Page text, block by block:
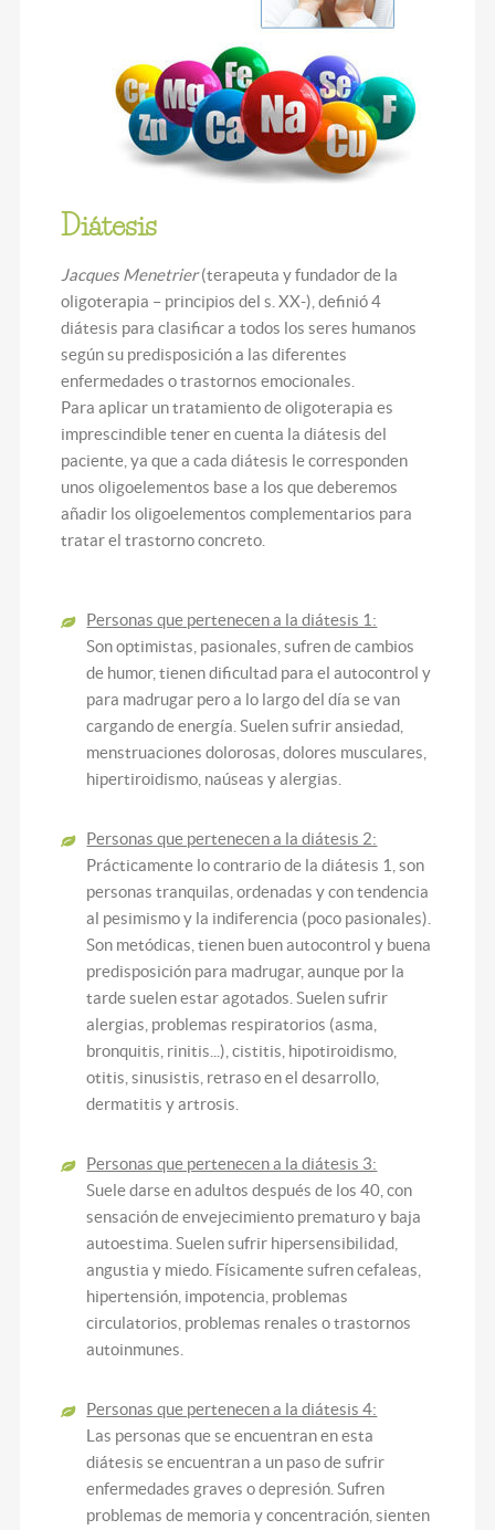
Diátesis
Jacques Menetrier(terapeuta y fundador de la
oligoterapia – principios del s. XX-), definió 4
diátesis para clasificar a todos los seres humanos
según su predisposición a las diferentes
enfermedades o trastornos emocionales.
Para aplicar un tratamiento de oligoterapia es
imprescindible tener en cuenta la diátesis del
paciente, ya que a cada diátesis le corresponden
unos oligoelementos base a los que deberemos
añadir los oligoelementos complementarios para
tratar el trastorno concreto.
Personas que pertenecen a la diátesis 1:
Son optimistas, pasionales, sufren de cambios
de humor, tienen dificultad para el autocontrol y
para madrugar pero a lo largo del día se van
cargando de energía. Suelen sufrir ansiedad,
menstruaciones dolorosas, dolores musculares,
hipertiroidismo, naúseas y alergias.
Personas que pertenecen a la diátesis 2:
Prácticamente lo contrario de la diátesis 1, son
personas tranquilas, ordenadas y con tendencia
al pesimismo y la indiferencia (poco pasionales).
Son metódicas, tienen buen autocontrol y buena
predisposición para madrugar, aunque por la
tarde suelen estar agotados. Suelen sufrir
alergias, problemas respiratorios (asma,
bronquitis, rinitis...), cistitis, hipotiroidismo,
otitis, sinusistis, retraso en el desarrollo,
dermatitis y artrosis.
Personas que pertenecen a la diátesis 3:
Suele darse en adultos después de los 40, con
sensación de envejecimiento prematuro y baja
autoestima. Suelen sufrir hipersensibilidad,
angustia y miedo. Físicamente sufren cefaleas,
hipertensión, impotencia, problemas
circulatorios, problemas renales o trastornos
autoinmunes.
Personas que pertenecen a la diátesis 4:
Las personas que se encuentran en esta
diátesis se encuentran a un paso de sufrir
enfermedades graves o depresión. Sufren
problemas de memoria y concentración, sienten